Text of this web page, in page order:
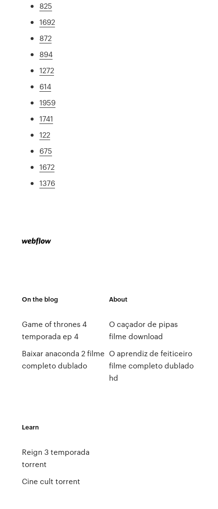
825
1692
872
894
1272
614
1959
1741
122
675
1672
1376
On the blog
Game of thrones 4
temporada ep 4
Baixar anaconda 2 filme
completo dublado
About
O caçador de pipas
filme download
O aprendiz de feiticeiro
filme completo dublado
hd
Learn
Reign 3 temporada
torrent
Cine cult torrent